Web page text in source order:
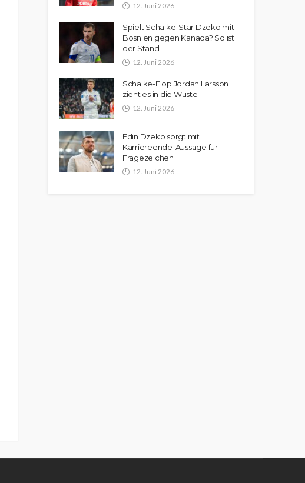
12. Juni 2026
Spielt Schalke-Star Dzeko mit
Bosnien gegen Kanada? So ist
der Stand
12. Juni 2026
Schalke-Flop Jordan Larsson
zieht es in die Wüste
12. Juni 2026
Edin Dzeko sorgt mit
Karriereende-Aussage für
Fragezeichen
12. Juni 2026